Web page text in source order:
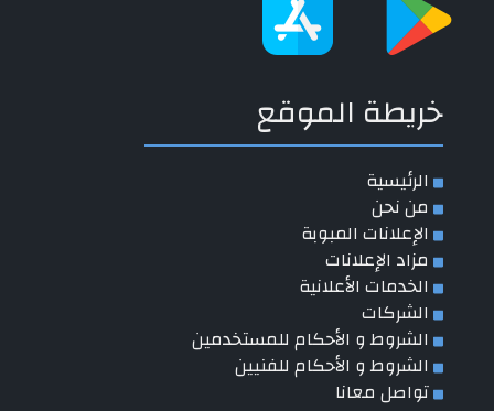
خريطة الموقع
الرئيسية
من نحن
الإعلانات المبوبة
مزاد الإعلانات
الخدمات الأعلانية
الشركات
الشروط و الأحكام للمستخدمين
الشروط و الأحكام للفنيين
تواصل معانا